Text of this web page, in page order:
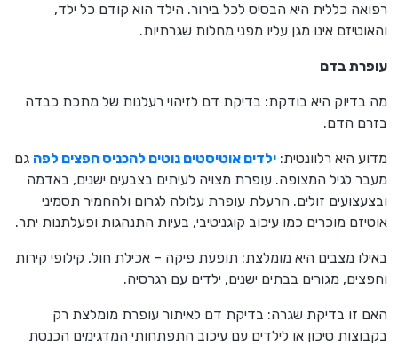
רפואה כללית היא הבסיס לכל בירור. הילד הוא קודם כל ילד,
והאוטיזם אינו מגן עליו מפני מחלות שגרתיות.
עופרת בדם
מה בדיוק היא בודקת: בדיקת דם לזיהוי רעלנות של מתכת כבדה
בזרם הדם.
מדוע היא רלוונטית: ילדים אוטיסטים נוטים להכניס חפצים לפה גם
מעבר לגיל המצופה. עופרת מצויה לעיתים בצבעים ישנים, באדמה
ובצעצועים זולים. הרעלת עופרת עלולה לגרום ולהחמיר תסמיני
אוטיזם מוכרים כמו עיכוב קוגניטיבי, בעיות התנהגות ופעלתנות יתר.
באילו מצבים היא מומלצת: תופעת פיקה – אכילת חול, קילופי קירות
וחפצים, מגורים בבתים ישנים, ילדים עם רגרסיה.
האם זו בדיקת שגרה: בדיקת דם לאיתור עופרת מומלצת רק
בקבוצות סיכון או לילדים עם עיכוב התפתחותי המדגימים הכנסת